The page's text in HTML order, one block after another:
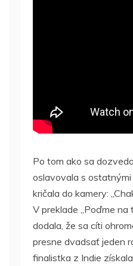
Po tom ako sa
oslavovala s ostatnými
kričala do kamery:
V preklade „Poďme na
dodala, že sa cíti
presne dvadsať jeden
finalistka z Indie